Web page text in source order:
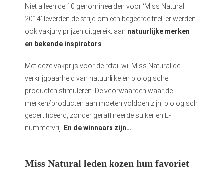
Niet alleen de 10 genomineerden voor ‘Miss Natural
2014’ leverden de strijd om een begeerde titel, er werden
ook vakjury prijzen uitgereikt aan natuurlijke merken
en bekende inspirators
Met deze vakprijs voor de retail wil Miss Natural de
verkrijgbaarheid van natuurlijke en biologische
producten stimuleren. De voorwaarden waar de
merken/producten aan moeten voldoen zijn; biologisch
gecertificeerd, zonder geraffineerde suiker en E-
nummervrij.
En de winnaars zijn…
Miss Natural leden kozen hun favoriet